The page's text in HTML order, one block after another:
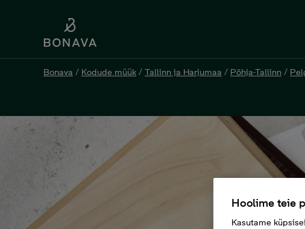
Bonava / Kodude müük / Tallinn ja Harjumaa / Põhja-Tallinn /
Hoolime teie
Kasutame